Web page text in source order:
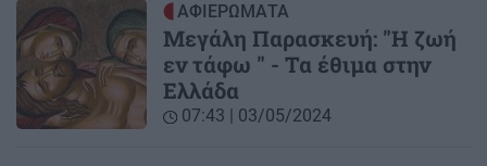
ΑΦΙΕΡΩΜΑΤΑ
Μεγάλη Παρασκευή: "Η ζωή
εν τάφω " - Τα έθιμα στην
Ελλάδα
07:43 | 03/05/2024